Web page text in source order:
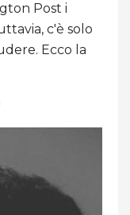
Post i
c'è solo
Ecco la